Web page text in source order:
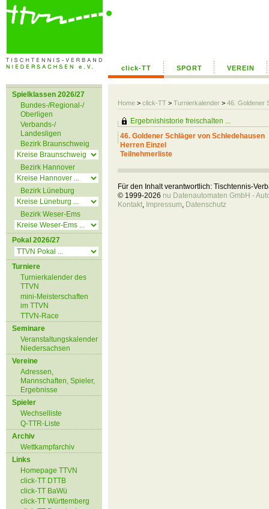
click-TT SPORT VEREIN
Home > click-TT > Turnierkalender > 46. Goldener
Spielklassen 2026/27
Bundes-/Regional-/
Oberligen
Verbands-/
Landesligen
Bezirk Braunschweig
Bezirk Hannover
Bezirk Lüneburg
Bezirk Weser-Ems
Pokal 2026/27
Turniere
Turnierkalender des
TTVN
mini-Meisterschaften
im TTVN
TTVN-Race
Seminare
Veranstaltungskalender
Niedersachsen
Vereine
Adressen,
Mannschaften, Spieler,
Ergebnisse
Spieler
Wechselliste
Q-TTR-Liste
Archiv
Wettkampfarchiv
Links
Homepage TTVN
click-TT DTTB
click-TT BaWü
click-TT Württemberg
Ergebnishistorie freischalten ...
46. Goldener Schläger von Schledehausen
Herren Einzel
Teilnehmerliste
Für den Inhalt verantwortlich: Tischtennis-
© 1999-2026 nu Datenautomaten GmbH -
Kontakt, Impressum, Datenschutz